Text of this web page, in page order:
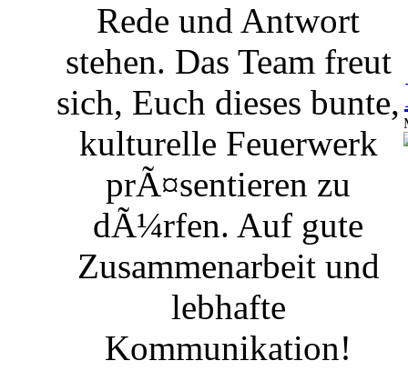
Rede und Antwort
stehen. Das Team freut
sich, Euch dieses bunte,
kulturelle Feuerwerk
prÃ¤sentieren zu
dÃ¼rfen. Auf gute
Zusammenarbeit und
lebhafte
Kommunikation!